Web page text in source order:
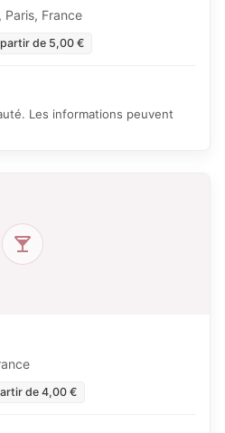
Paris, France
partir de 5,00 €
Les informations peuvent
de 4,00 €